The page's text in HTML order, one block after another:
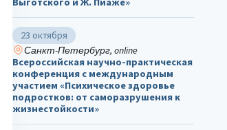
23 октября
Санкт-Петербург, online
Всероссийская научно-практическая
конференция с международным
участием «Психическое здоровье
подростков: от саморазрушения к
жизнестойкости»